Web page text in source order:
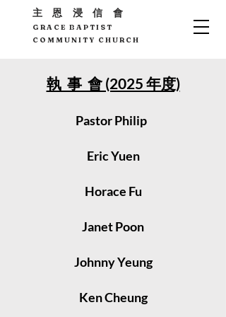
主 恩 浸 信 會
GRACE BAPTIST
COMMUNITY CHURCH
執 事 會 (2025 年度)
​Pastor Philip
Eric Yuen
Horace Fu
Janet Poon
Johnny Yeung
Ken Cheung